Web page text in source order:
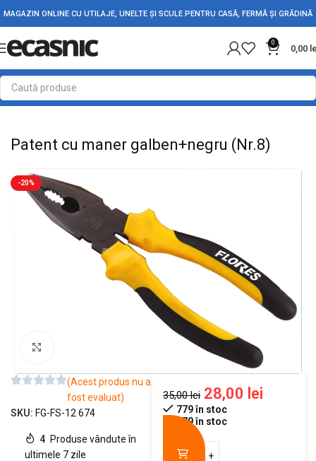
MAGAZIN ONLINE CU UTILAJE, UNELTE ȘI SCULE PENTRU CASĂ, FERMĂ ȘI GRĂDINĂ
0
0,00
Prima pagină Scule - Unelte Clesti & Patenti
Patent cu maner galben+negru (Nr.8)
-20%
(Acest produs nu a
fost evaluat)
SKU: FG-FS-12 674
4 Produse vândute în
ultimele 7 zile
35,00lei 28,00 lei
779 în stoc
779 în stoc